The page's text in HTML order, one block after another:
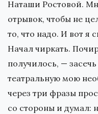
Наташи Ростовой.
отрывок, чтобы не
то, что надо. И вот я
Начал чиркать.
получилось, —
театральную мою
через три фразы
со стороны и думал: